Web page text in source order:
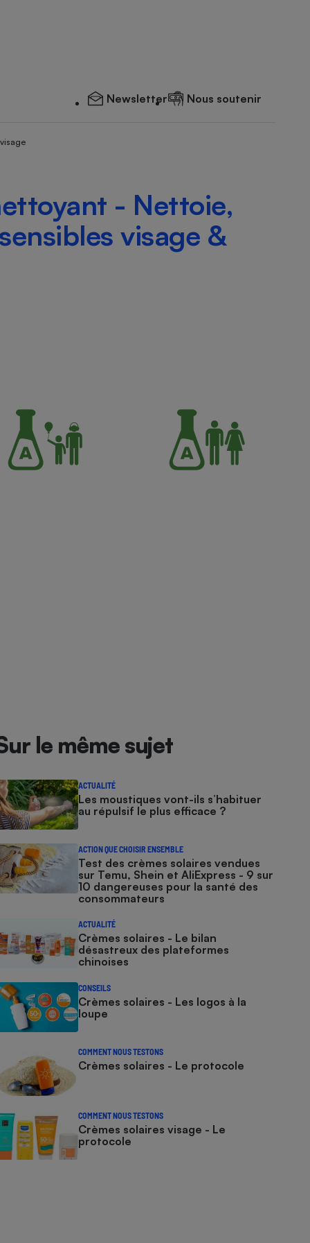
Newsletter Nous soutenir
- Nettoie,
visage &
le même sujet
ACTUALITÉ
Les moustiques vont-ils s’habituer
au répulsif le plus efficace ?
ACTION QUE CHOISIR ENSEMBLE
Test des crèmes solaires vendues
sur Temu, Shein et AliExpress - 9 sur
10 dangereuses pour la santé des
consommateurs
ACTUALITÉ
Crèmes solaires - Le bilan
désastreux des plateformes
chinoises
CONSEILS
Crèmes solaires - Les logos à la
loupe
COMMENT NOUS TESTONS
Crèmes solaires - Le protocole
COMMENT NOUS TESTONS
Crèmes solaires visage - Le
protocole